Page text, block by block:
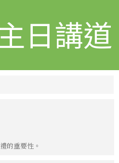
日講道
的重要性。